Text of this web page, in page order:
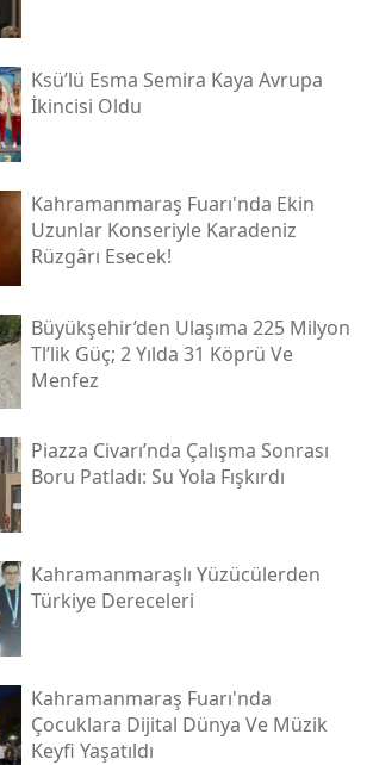
Ksü’lü Esma Semira Kaya Avrupa
İkincisi Oldu
Kahramanmaraş Fuarı'nda Ekin
Uzunlar Konseriyle Karadeniz
Rüzgârı Esecek!
Büyükşehir’den Ulaşıma 225 Milyon
Tl’lik Güç; 2 Yılda 31 Köprü Ve
Menfez
Piazza Civarı’nda Çalışma Sonrası
Boru Patladı: Su Yola Fışkırdı
Kahramanmaraşlı Yüzücülerden
Türkiye Dereceleri
Kahramanmaraş Fuarı'nda
Çocuklara Dijital Dünya Ve Müzik
Keyfi Yaşatıldı